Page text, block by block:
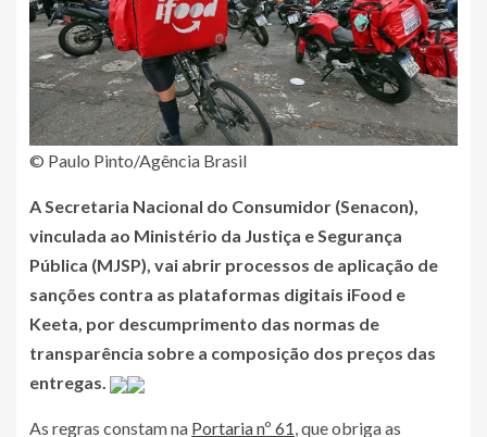
© Paulo Pinto/Agência Brasil
A Secretaria Nacional do Consumidor (Senacon),
vinculada ao Ministério da Justiça e Segurança
Pública (MJSP), vai abrir processos de aplicação de
sanções contra as plataformas digitais iFood e
Keeta, por descumprimento das normas de
transparência sobre a composição dos preços das
entregas.
As regras constam na Portaria nº 61 , que obriga as